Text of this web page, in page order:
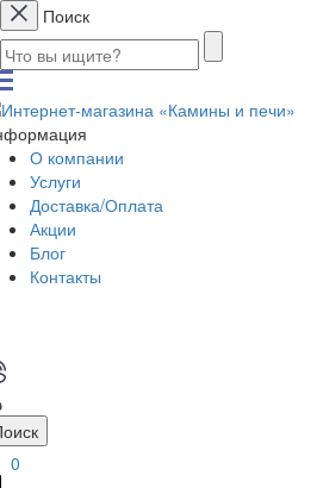
Поиск
О компании
Услуги
Доставка/Оплата
Акции
Блог
Контакты
0